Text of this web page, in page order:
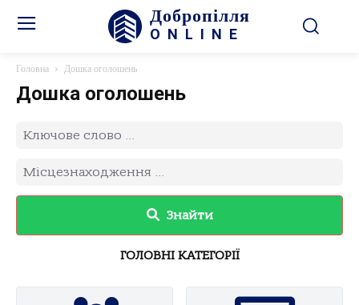
Добропілля
ONLINE
Головна Дошка оголошень
Дошка оголошень
Знайти
ГОЛОВНІ КАТЕГОРІЇ